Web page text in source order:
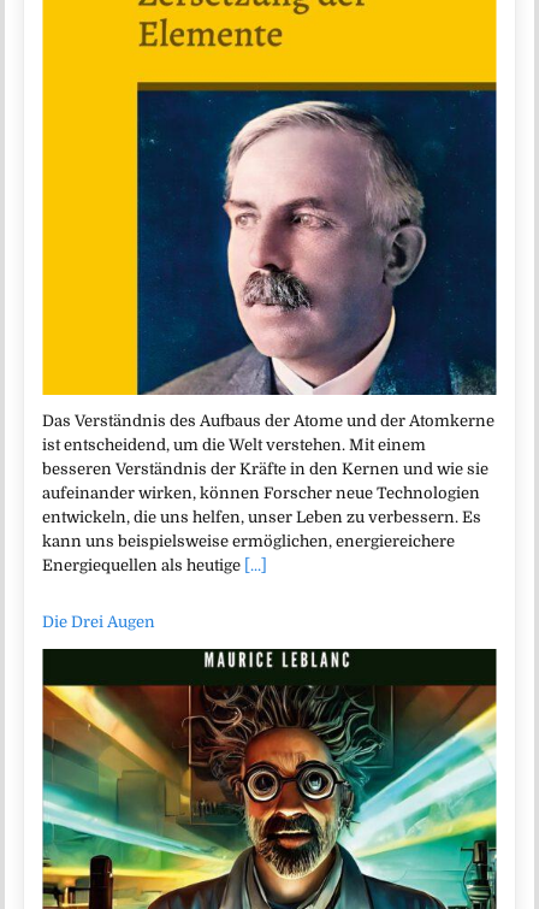
Das Verständnis des Aufbaus der Atome und der Atomkerne
ist entscheidend, um die Welt verstehen. Mit einem
besseren Verständnis der Kräfte in den Kernen und wie sie
aufeinander wirken, können Forscher neue Technologien
entwickeln, die uns helfen, unser Leben zu verbessern. Es
kann uns beispielsweise ermöglichen, energiereichere
Energiequellen als heutige [...]
Die Drei Augen